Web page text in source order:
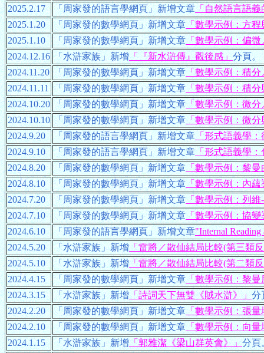
2025.2.17
「周家發的語言學網頁」新增文章「自然語言語義
2025.1.20
「周家發的數學網頁」新增文章「數學示例：方程
2025.1.10
「周家發的數學網頁」新增文章「數學示例：偏
2024.12.16 「水滸家族」新增「『新水滸傳』觀後感」分頁。
2024.11.20 「周家發的數學網頁」新增文章「數學示例：積
2024.11.11 「周家發的數學網頁」新增文章「數學示例：積分
2024.10.20 「周家發的數學網頁」新增文章「數學示例：微
2024.10.10 「周家發的數學網頁」新增文章「數學示例：微分
2024.9.20
「周家發的語言學網頁」新增文章「形式語義學
2024.9.10
「周家發的語言學網頁」新增文章「形式語義學
2024.8.20
「周家發的數學網頁」新增文章「數學示例：黎曼
2024.8.10
「周家發的數學網頁」新增文章「數學示例：內蘊
2024.7.20
「周家發的數學網頁」新增文章「數學示例：列維
2024.7.10
「周家發的數學網頁」新增文章「數學示例：協變
2024.6.10
「周家發的語言學網頁」新增文章"Internal
2024.5.20
「水滸家族」新增「雷將／散仙結局比較(第三類
2024.5.10
「水滸家族」新增「雷將／散仙結局比較(第二類
2024.4.15
「周家發的數學網頁」新增文章「數學示例：黎曼
2024.3.15
「水滸家族」新增「詩詞天下無雙《賊水滸》」分
2024.2.20
「周家發的數學網頁」新增文章「數學示例：張量
2024.2.10
「周家發的數學網頁」新增文章「數學示例：向
2024.1.15
「水滸家族」新增「郭雅潔《梁山群英會》」分頁